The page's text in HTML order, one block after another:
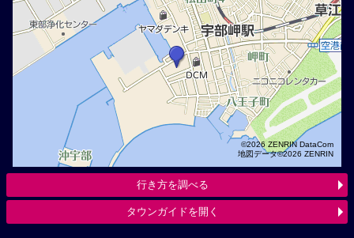
©2026 ZENRIN DataCom
地図データ©2026 ZENRIN
行き方を調べる
タウンガイドを開く